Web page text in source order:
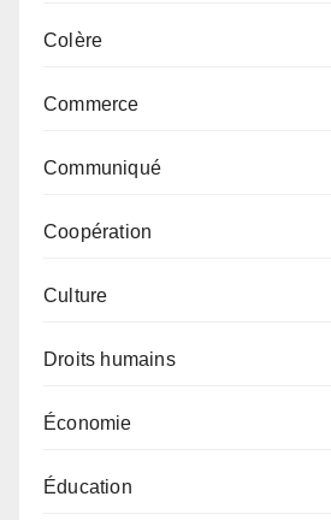
Colère
Commerce
Communiqué
Coopération
Culture
Droits humains
Économie
Éducation